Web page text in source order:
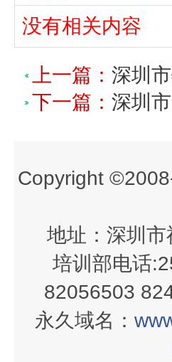
没有相关内容
上一篇： 深圳
下一篇： 深圳
Copyright
地址：深圳
培训部电话
82056503
永久域名：